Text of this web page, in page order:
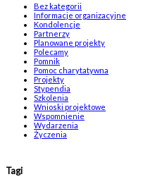
Bez kategorii
Informacje organizacyjne
Kondolencje
Partnerzy
Planowane projekty
Polecamy
Pomnik
Pomoc charytatywna
Projekty
Stypendia
Szkolenia
Wnioski projektowe
Wspomnienie
Wydarzenia
Życzenia
Tagi